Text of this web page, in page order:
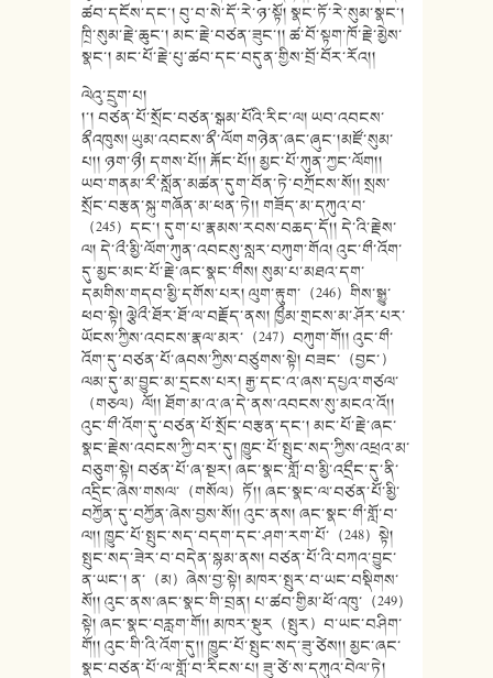
ཚབ་དངོས་དང་། བུ་བ་སེ་དོ་རེ་ཉ་སྟོ། སྣང་ཏོ་རེ་སུམ་སྣང་།
ཁྲི་སུམ་རྗེ་ཆུང་། མང་རྗེ་བཙན་ཟུང་།། ཚ་བོ་སྟག་ཁོ་རྗེ་མྱེས་
སྣང་། མང་པོ་རྗེ་པུ་ཚབ་དང་བདུན་གྱིས་བྲོ་བོར་རོའ།།
ལེའུ་དྲུག་པ།
།་། བཙན་པོ་སྲོང་བཙན་སྒམ་པོའི་རིང་ལ། ཡབ་འབངས་
ནྀའཁུས། ཡུམ་འབངས་ནྀ་ལོག གཉེན་ཞང་ཞུང་།མཛོ་སུམ་
པ།། ཉག་ཉྀ། དགས་པོ།། རྐོང་པོ།། མྱང་པོ་ཀུན་ཀྱང་ལོག།།
ཡབ་གནམ་རྀ་སློན་མཚན་དུག་བོན་ཏེ་བཀྲོངས་སོ།། སྲས་
སྲོང་བརྩན་སྐུ་གཞོན་མ་ཕན་ཏེ།། གཟོད་མ་དཀུའ་བ་
（245）དང་། དུག་པ་རྣམས་རབས་བཆད་དོ།། དེ་འི་རྗེས་
ལ། དེ་འྀ་མྱི་ལོག་ཀུན་འབངསུ་སླར་བཀུག་གོའ། འུང་གྀ་འོག་
དུ་མྱང་མང་པོ་རྗེ་ཞང་སྣང་གྀས། སུམ་པ་མཐའ་དག་
དམགིས་གདབ་མྱི་དགོས་པར། ལུག་རྟུག་（246）གིས་སྒྱུ་
ཕབ་སྟེ། ལྕེའྀ་ཐོར་ཐོ་ལ་བརྗོད་ནས། ཁྱྀམ་གྲངས་མ་ཤོར་པར་
ཡོངས་ཀྱིས་འབངས་རྣལ་མར་（247）བཀུག་གོ།། འུང་གྀ་
འོག་དུ་བཙན་པོ་ཞབས་ཀྱིས་བཙུགས་སྟེ། བཟང་（བྱང་）
ལམ་དུ་མ་བྱུང་མ་དྲངས་པར། རྒྱ་དང་འ་ཞས་དཔྱའ་གཙལ་
（གཅལ）ལོ།། ཐོག་མ་འ་ཞ་དེ་ནས་འབངས་སུ་མངའ་འོ།།
འུང་གྀ་འོག་དུ་བཙན་པོ་སྲོང་བརྩན་དང་། མང་པོ་རྗེ་ཞང་
སྣང་རྗེས་འབངས་ཀྱི་བར་དུ། ཁྱུང་པོ་སྤུང་སད་ཀྱིས་འཕྲའ་མ་
བཅུག་སྟེ། བཙན་པོ་ཞ་སྔར། ཞང་སྣང་གློ་བ་མྱི་འདྲྀང་དུ་ནི་
འདྲིང་ཞེས་གསལ་（གསོལ）ཏོ།། ཞང་སྣང་ལ་བཙན་པོ་མྱི་
བཀྱོན་དུ་བཀྱོན་ཞེས་བྱས་སོ།། འུང་ནས། ཞང་སྣང་གྀ་གློ་བ་
ལ།། ཁྱུང་པོ་སྤུང་སད་བདག་དང་ཤག་རག་པོ་（248）སྟེ།
སྤུང་སད་ཟེར་བ་བདེན་སྙམ་ནས། བཙན་པོ་འི་བཀའ་བྱུང་
ན་ཡང་། ན་（མ）ཞེས་བྱ་སྟེ། མཁར་སྤུར་བ་ཡང་བསྡིགས་
སོ།། འུང་ནས་ཞང་སྣང་གི་བྲན། པ་ཚབ་གྱིམ་ཕོ་འཁུ་（249）
སྟེ། ཞང་སྣང་བརླག་གོ།། མཁར་སྡུར（སྤུར）བ་ཡང་བཤིག་
གོ།། འུང་གི་འི་འོག་དུ།། ཁྱུང་པོ་སྤུང་སད་ཟུ་ཙེས།། མྱང་ཞང་
སྣང་བཙན་པོ་ལ་གློ་བ་རིངས་པ། ཟུ་ཙེ་ས་དཀུའ་བེལ་ཏེ།